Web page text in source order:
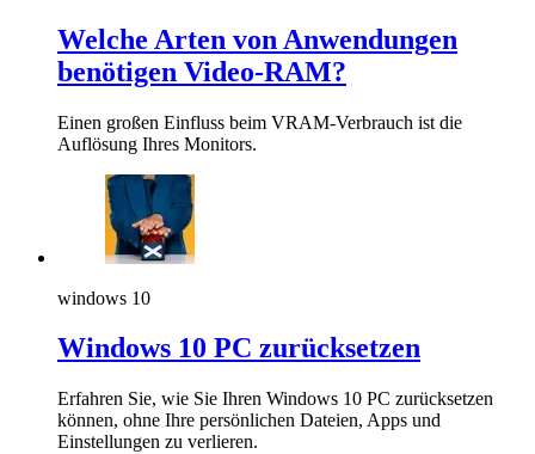
Welche Arten von Anwendungen
benötigen Video-RAM?
Einen großen Einfluss beim VRAM-Verbrauch ist die
Auflösung Ihres Monitors.
windows 10
Windows 10 PC zurücksetzen
Erfahren Sie, wie Sie Ihren Windows 10 PC zurücksetzen
können, ohne Ihre persönlichen Dateien, Apps und
Einstellungen zu verlieren.